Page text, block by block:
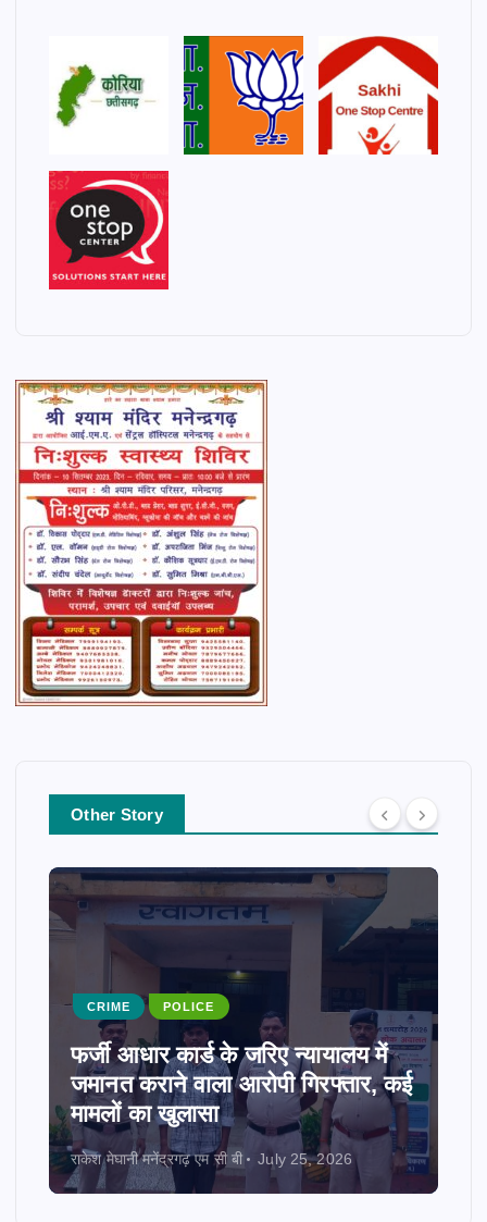
Other Story
CRIME POLICE
फर्जी आधार कार्ड के जरिए न्यायालय में
जमानत कराने वाला आरोपी गिरफ्तार, कई
मामलों का खुलासा
राकेश मेघानी मनेंद्रगढ़ एम सी बी July 25, 2026